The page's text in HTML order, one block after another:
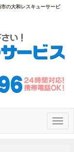
の大和レスキューサービ
N
a